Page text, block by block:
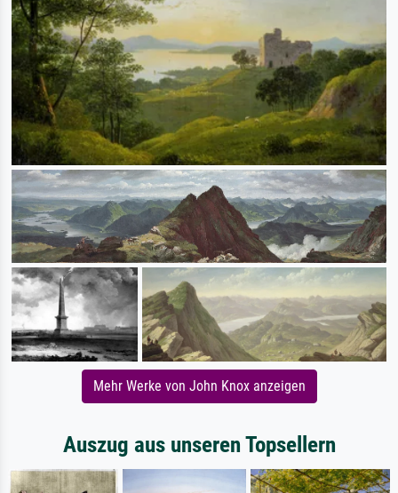
Mehr Werke von John Knox anzeigen
Auszug aus unseren Topsellern